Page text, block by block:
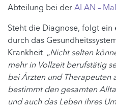
Abteilung bei derALAN –
Steht die Diagnose, folgt
durch das
Krankheit. „Nicht selten
mehr in Vollzeit berufstätig
bei Ärzten und Therapeuten
bestimmt den gesamten
und auch das Leben ihres